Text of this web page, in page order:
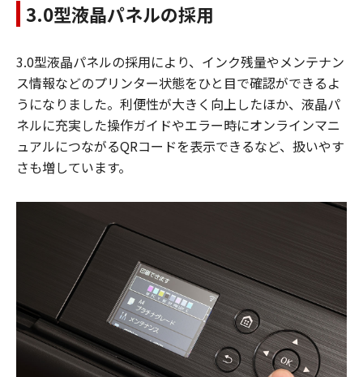
3.0型液晶パネルの採用
3.0型液晶パネルの採用により、インク残量やメンテナン
ス情報などのプリンター状態をひと目で確認ができるよ
うになりました。利便性が大きく向上したほか、液晶パ
ネルに充実した操作ガイドやエラー時にオンラインマニ
ュアルにつながるQRコードを表示できるなど、扱いやす
さも増しています。